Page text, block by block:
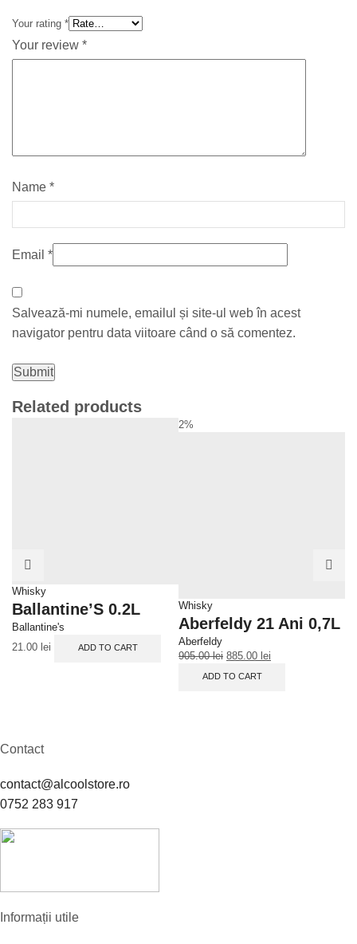
Your rating *
Your review *
Name *
Email *
Salvează-mi numele, emailul și site-ul web în acest
navigator pentru data viitoare când o să comentez.
Related products
Whisky
Ballantine’S 0.2L
Ballantine's
21.00 lei ADD TO CART
2%
Whisky
Aberfeldy 21 Ani 0,7L
Aberfeldy
905.00lei 885.00 lei
ADD TO CART
Contact
contact@alcoolstore.ro
0752 283 917
Informații utile